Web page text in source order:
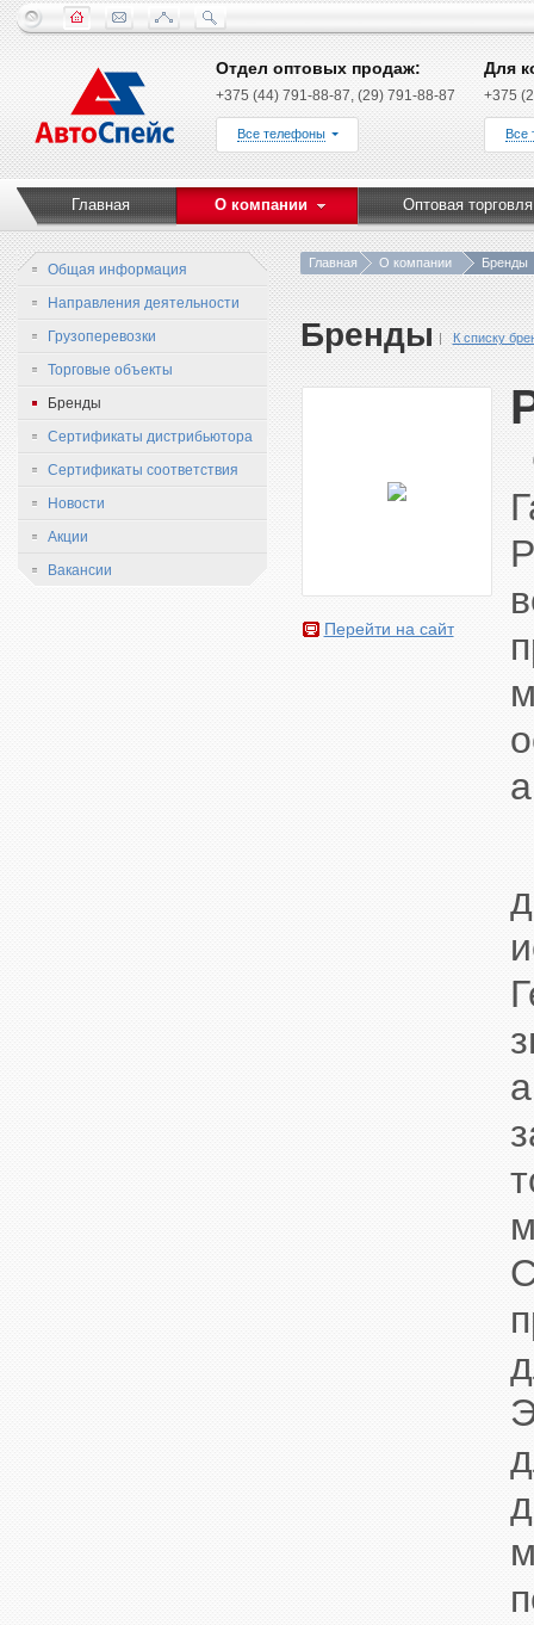
Отдел оптовых продаж:
+375 (44) 791-88-87, (29) 791-88-87
Все телефоны
Для
+375
Все
Главная О компании Оптовая торговля
Общая информация
Направления деятельности
Грузоперевозки
Торговые объекты
Бренды
Сертификаты дистрибьютора
Сертификаты соответствия
Новости
Акции
Вакансии
Главная О компании Бренды
Бренды К списку
Перейти на сайт